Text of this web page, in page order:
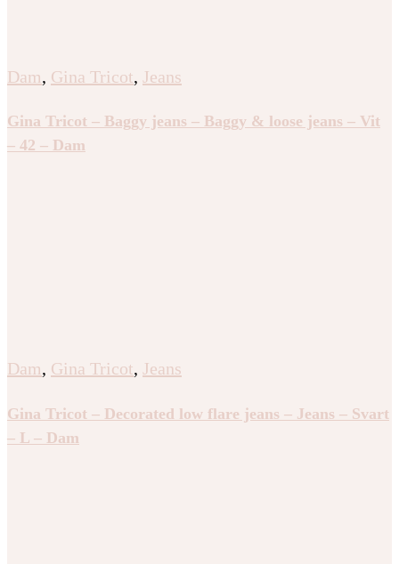
Dam, Gina Tricot, Jeans
Gina Tricot – Baggy jeans – Baggy & loose jeans – Vit
– 42 – Dam
Dam, Gina Tricot, Jeans
Gina Tricot – Decorated low flare jeans – Jeans – Svart
– L – Dam